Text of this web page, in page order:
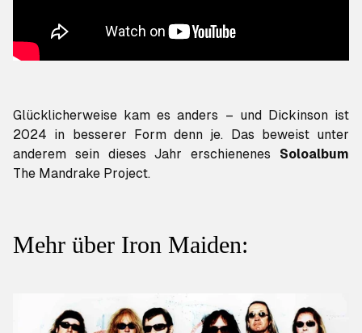
Glücklicherweise kam es anders – und Dickinson ist
2024 in besserer Form denn je. Das beweist unter
anderem sein dieses Jahr erschienenes Soloalbum
The Mandrake Project.
Mehr über Iron Maiden: